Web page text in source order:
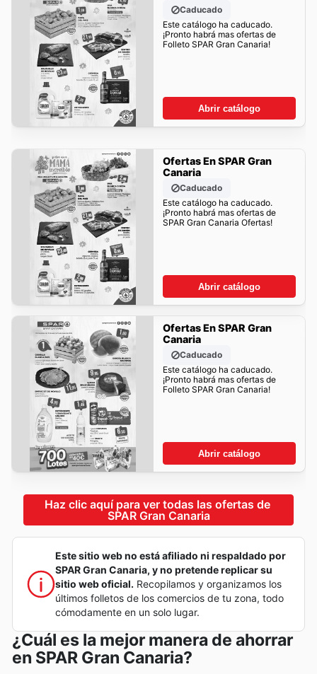
Caducado
Este catálogo ha caducado.
¡Pronto habrá mas ofertas de
Folleto SPAR Gran Canaria!
Abrir catálogo
Ofertas En SPAR Gran
Canaria
Caducado
Este catálogo ha caducado.
¡Pronto habrá mas ofertas de
SPAR Gran Canaria Ofertas!
Abrir catálogo
Ofertas En SPAR Gran
Canaria
Caducado
Este catálogo ha caducado.
¡Pronto habrá mas ofertas de
Folleto SPAR Gran Canaria!
Abrir catálogo
Haz clic aquí para ver todas las ofertas de
SPAR Gran Canaria
Este sitio web no está afiliado ni respaldado por
SPAR Gran Canaria, y no pretende replicar su
sitio web oficial. Recopilamos y organizamos los
últimos folletos de los comercios de tu zona, todo
cómodamente en un solo lugar.
¿Cuál es la mejor manera de ahorrar
en SPAR Gran Canaria?